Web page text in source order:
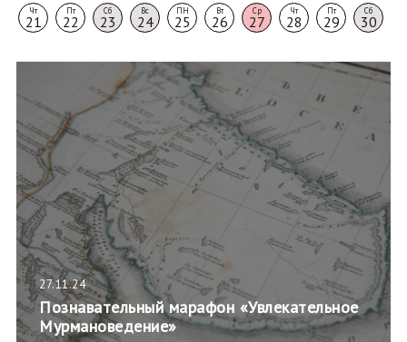
Чт
21
Пт
22
Сб
23
Вс
24
ПН
25
Вт
26
Ср
27
Чт
28
Пт
29
Сб
30
27.11.24
Познавательный марафон «Увлекательное
Мурмановедение»